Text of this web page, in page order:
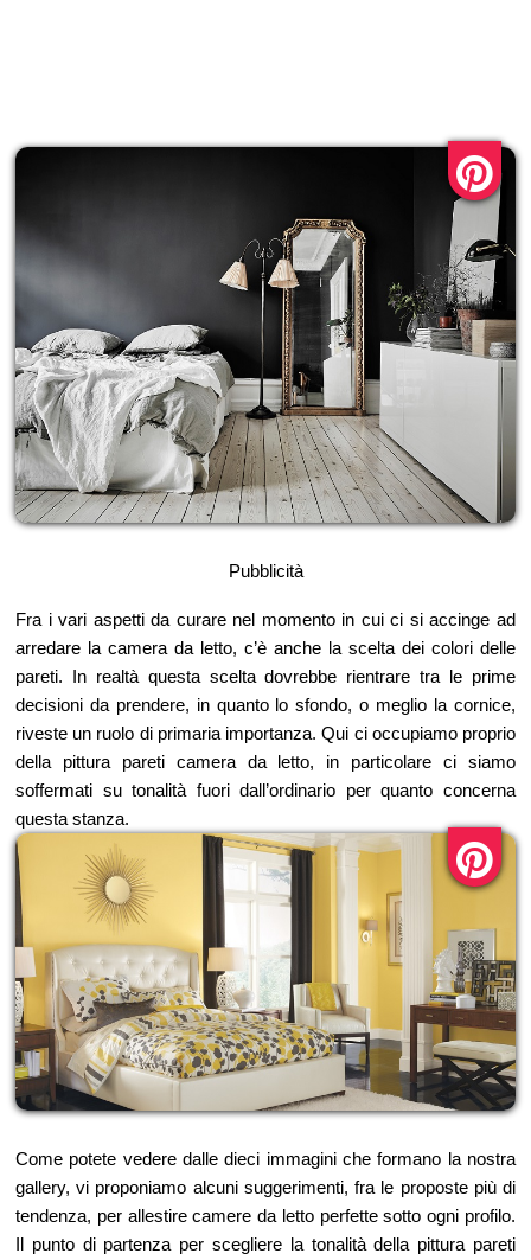
Pubblicità
Fra i vari aspetti da curare nel momento in cui ci si accinge ad
arredare la camera da letto, c’è anche la scelta dei colori delle
pareti. In realtà questa scelta dovrebbe rientrare tra le prime
decisioni da prendere, in quanto lo sfondo, o meglio la cornice,
riveste un ruolo di primaria importanza. Qui ci occupiamo proprio
della pittura pareti camera da letto, in particolare ci siamo
soffermati su tonalità fuori dall’ordinario per quanto concerna
questa stanza.
Come potete vedere dalle dieci immagini che formano la nostra
gallery, vi proponiamo alcuni suggerimenti, fra le proposte più di
tendenza, per allestire camere da letto perfette sotto ogni profilo.
Il punto di partenza per scegliere la tonalità della pittura pareti